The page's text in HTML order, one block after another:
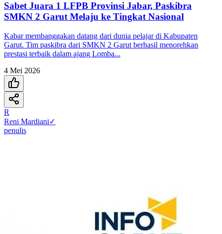
Sabet Juara 1 LFPB Provinsi Jabar, Paskibra
SMKN 2 Garut Melaju ke Tingkat Nasional
Kabar membanggakan datang dari dunia pelajar di Kabupaten
Garut. Tim paskibra dari SMKN 2 Garut berhasil menorehkan
prestasi terbaik dalam ajang Lomba...
4 Mei 2026
R
Reni Mardiani✓
penulis